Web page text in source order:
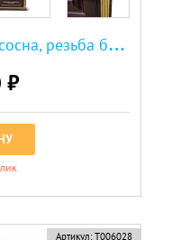
Т
умба из серии "Грета" (сосна, резьба береза)
₽
Артикул: Т006028